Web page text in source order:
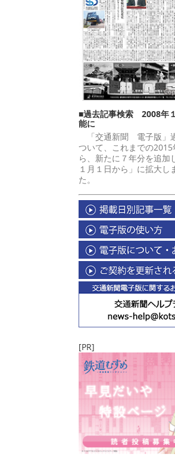
■過去記事検索 2008年
能に
「交通新聞 電子版」
ついて、これまでの
ら、新たに７年分を追加
１月１日から」に拡大し
た。 交通
[PR]